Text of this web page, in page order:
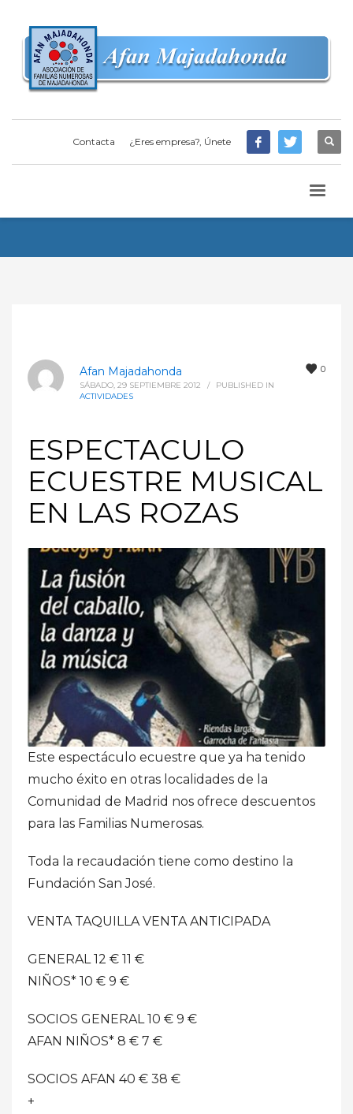
Contacta ¿Eres empresa?, Únete
0
Afan Majadahonda
SÁBADO, 29 SEPTIEMBRE 2012 /
PUBLISHED IN
ACTIVIDADES
ESPECTACULO
ECUESTRE MUSICAL
EN LAS ROZAS
Este espectáculo ecuestre que ya ha tenido
mucho éxito en otras localidades de la
Comunidad de Madrid nos ofrece descuentos
para las Familias Numerosas.
Toda la recaudación tiene como destino la
Fundación San José.
VENTA TAQUILLA VENTA ANTICIPADA
GENERAL 12 € 11 €
NIÑOS* 10 € 9 €
SOCIOS GENERAL 10 € 9 €
AFAN NIÑOS* 8 € 7 €
SOCIOS AFAN 40 € 38 €
+